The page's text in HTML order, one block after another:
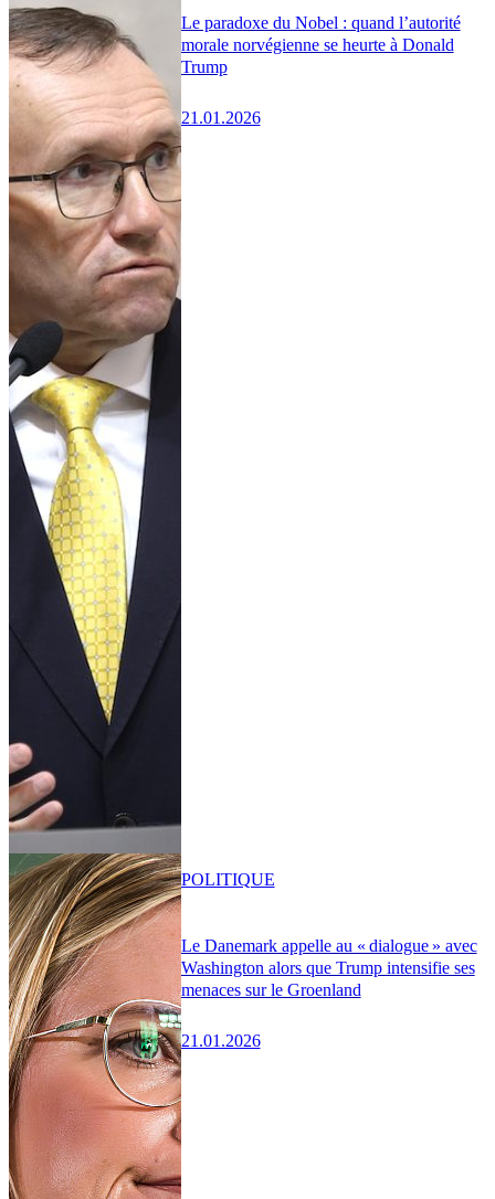
Le paradoxe du Nobel : quand l’autorité
morale norvégienne se heurte à Donald
Trump
21.01.2026
Le Danemark appelle au « dialogue » avec
Washington alors que Trump intensifie ses
menaces sur le Groenland
21.01.2026
POLITIQUE